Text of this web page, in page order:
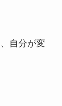
自分が変